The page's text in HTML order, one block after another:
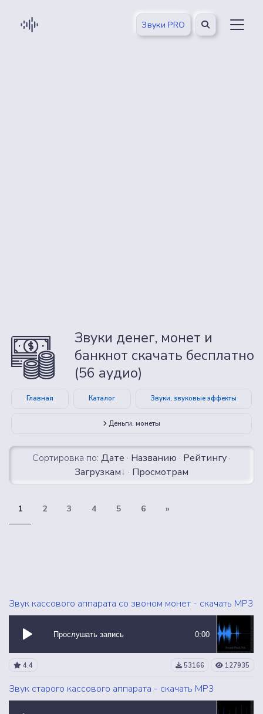
Звуки PRO
Звуки денег, монет и
банкнот скачать бесплатно
(56 аудио)
Главная Каталог Звуки, звуковые эффекты
Деньги, монеты
Сортировка по: Дате · Названию · Рейтингу ·
Загрузкам
· Просмотрам
1 2 3 4 5 6 »
Звук кассового аппарата со звоном монет - скачать MP3
Прослушать запись 0:00
4.4 53166 127935
Звук старого кассового аппарата - скачать MP3